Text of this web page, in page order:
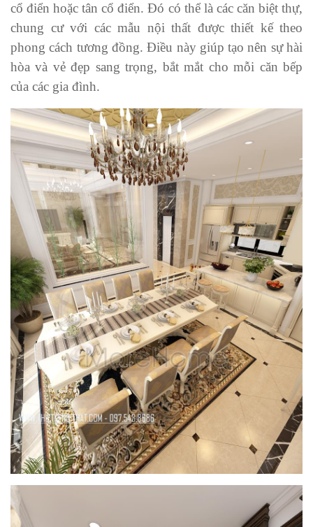
cổ điển hoặc tân cổ điển. Đó có thể là các căn biệt thự,
chung cư với các mẫu nội thất được thiết kế theo
phong cách tương đồng. Điều này giúp tạo nên sự hài
hòa và vẻ đẹp sang trọng, bắt mắt cho mỗi căn bếp
của các gia đình.